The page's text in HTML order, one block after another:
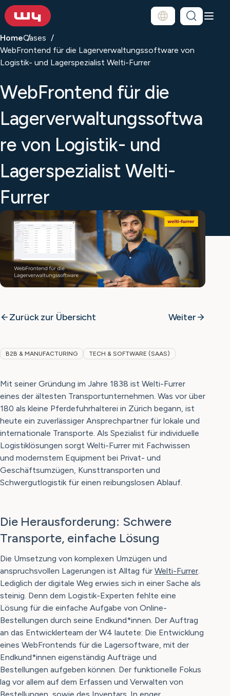
HomeCases
WebFrontend für die Lagerverwaltungssoftware von
Logistik- und Lagerspezialist Welti-Furrer
WebFrontend für die
Lagerverwaltungssoftwa
re von Logistik- und
Lagerspezialist Welti-
Furrer
Zurück zur Übersicht Weiter
B2B & MANUFACTURING TECH & SOFTWARE (SAAS)
Mit seiner Gründung im Jahre 1838 ist Welti-Furrer
eines der ältesten Transportunternehmen. Was vor über
180 als kleine Pferdefuhrhalterei in Zürich begann, ist
heute ein zuverlässiger Ansprechpartner für lokale und
internationale Transporte. Als Spezialist für individuelle
Logistiklösungen sorgt Welti-Furrer mit Fachwissen
und modernstem Equipment bei Privat- und
Geschäftsumzügen, Kunsttransporten und
Schwergutlogistik für einen reibungslosen Ablauf.
Die Herausforderung: Schwere
Transporte, einfache Lösung
Die Umsetzung von komplexen Umzügen und
anspruchsvollen Lagerungen ist Alltag für Welti-Furrer.
Lediglich der digitale Weg erwies sich in einer Sache als
steinig. Denn dem Logistik-Experten fehlte eine
Lösung für die einfache Aufgabe von Online-
Bestellungen durch seine Endkund*innen. Der Auftrag
an das Entwicklerteam der W4 lautete: Die Entwicklung
eines WebFrontends für die Lagersoftware, mit der
Endkund*innen eigenständig Aufträge und
Bestellungen aufgeben können. Der funktionelle Fokus
lag vor allem auf dem Erfassen und Verwalten von